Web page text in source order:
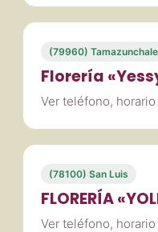
(79960) Tamazunchale
Florería
Ver teléfono,
(78100) San Luis
FLORERÍA
Ver teléfono,